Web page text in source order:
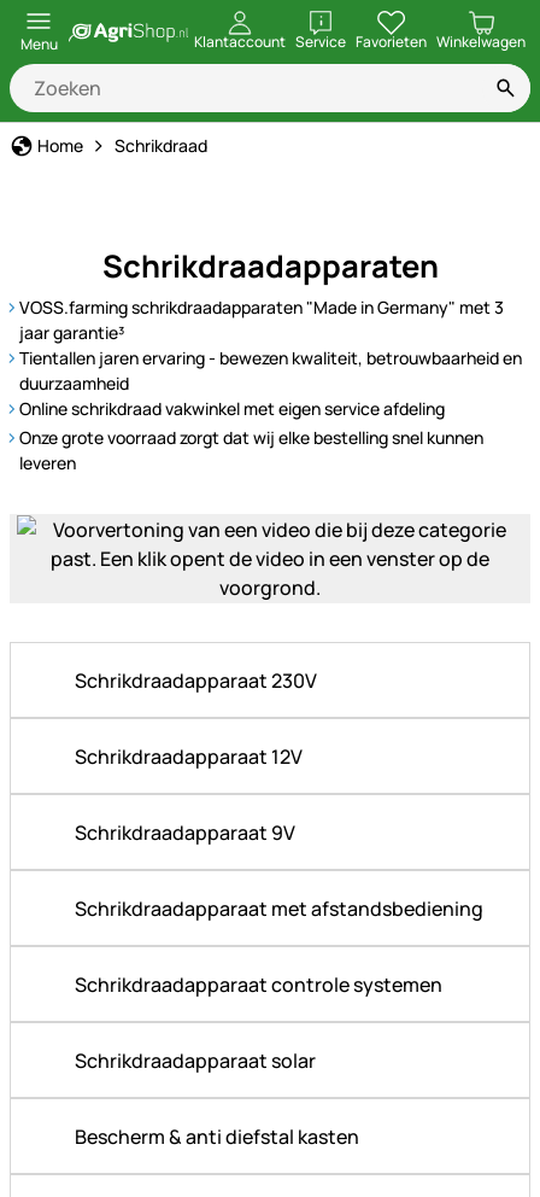
Menu Klantaccount ServiceopenenFavorieten Winkelwagen
Home Schrikdraad
Schrikdraadapparaten
VOSS.farming schrikdraadapparaten "Made in Germany" met 3
jaar garantie³
Tientallen jaren ervaring - bewezen kwaliteit, betrouwbaarheid en
duurzaamheid
Online schrikdraad vakwinkel met eigen service afdeling
Onze grote voorraad zorgt dat wij elke bestelling snel kunnen
leveren
Schrikdraadapparaat 230V
Schrikdraadapparaat 12V
Schrikdraadapparaat 9V
Schrikdraadapparaat met afstandsbediening
Schrikdraadapparaat controle systemen
Schrikdraadapparaat solar
Bescherm & anti diefstal kasten